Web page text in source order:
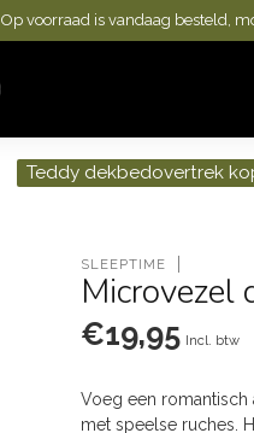
Op voorraad is vandaag besteld,
Teddy dekbedovertrek
SLEEPTIME
Microvezel
€19,95 Incl. btw
Voeg een romantisch
met speelse ruches.